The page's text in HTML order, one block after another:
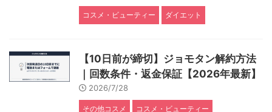
コスメ・ビューティー ダイエット
【10日前が締切】ジョモタン解約方法
｜回数条件・返金保証【2026年最新】
2026/7/28
その他コスメ コスメ・ビューティー